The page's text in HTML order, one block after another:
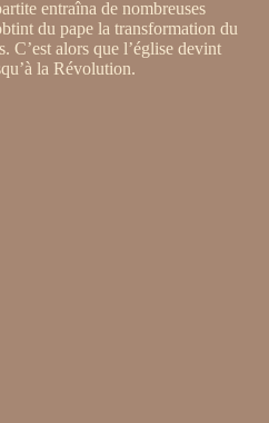
entraîna de nombreuses
du pape la transformation du
C’est alors que l’église devint
la Révolution.